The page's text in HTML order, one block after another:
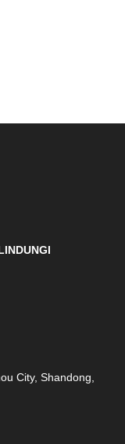
City, Shandong,